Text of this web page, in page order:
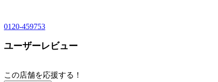
0120-459753
ユーザーレビュー
この店舗を応援する！